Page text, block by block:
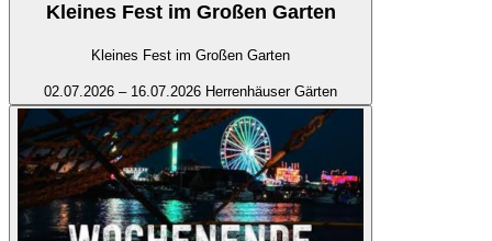
Kleines Fest im Großen Garten
Kleines Fest im Großen Garten
02.07.2026 – 16.07.2026 Herrenhäuser Gärten